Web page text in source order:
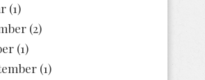
(1)
(2)
(1)
(1)